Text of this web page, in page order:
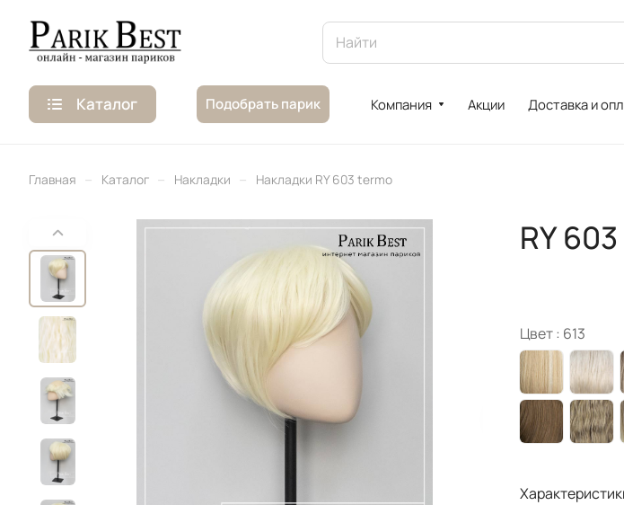
Каталог Подобрать парик Компания Акции Доставка и
Главная – Каталог – Накладки – Накладки RY 603 termo
RY
Цвет : 613